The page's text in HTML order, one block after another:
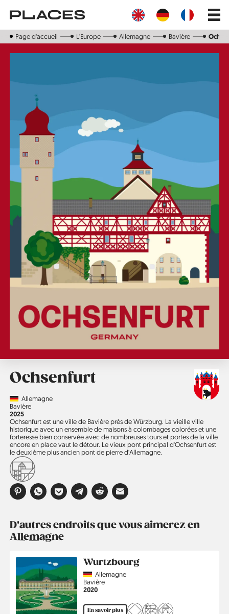
contenu
Main
Page d‘accueil L'Europe Allemagne Bavière
Ochsenfurt
CountryAllemagne
Région
Bavière
Année
2025
Ochsenfurt est une ville de Bavière près de Würzburg. La vieille ville
historique avec un ensemble de maisons à colombages colorées et une
forteresse bien conservée avec de nombreuses tours et portes de la ville
encore en place vaut le détour. Le vieux pont principal d'Ochsenfurt est
le deuxième plus ancien pont de pierre d'Allemagne.
D'autres endroits que vous aimerez en
Allemagne
Wurtzbourg
CountryAllemagne
Région
Bavière
Année
2020
En savoir plus